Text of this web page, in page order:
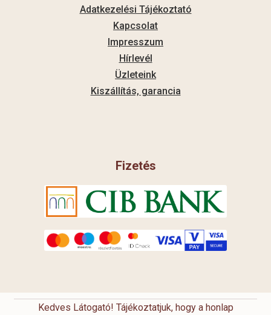
Adatkezelési Tájékoztató
Kapcsolat
Impresszum
Hírlevél
Üzleteink
Kiszállítás, garancia
Fizetés
Kedves Látogató! Tájékoztatjuk, hogy a honlap